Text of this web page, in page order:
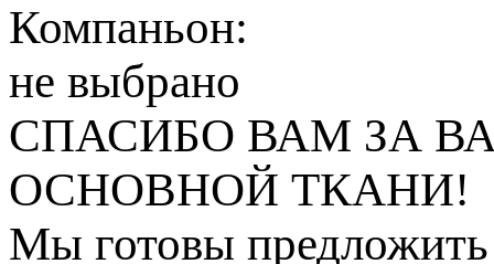
Компаньон:
не выбрано
СПАСИБО ВАМ ЗА
ОСНОВНОЙ ТКАНИ!
Мы готовы предложить